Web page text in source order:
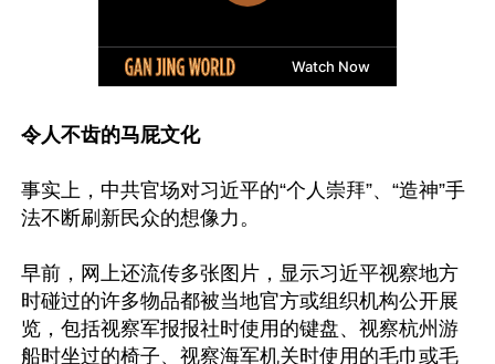
令人不齿的马屁文化
事实上，中共官场对习近平的“个人崇拜”、“造神”手
法不断刷新民众的想像力。
早前，网上还流传多张图片，显示习近平视察地方
时碰过的许多物品都被当地官方或组织机构公开展
览，包括视察军报报社时使用的键盘、视察杭州游
船时坐过的椅子、视察海军机关时使用的毛巾或毛